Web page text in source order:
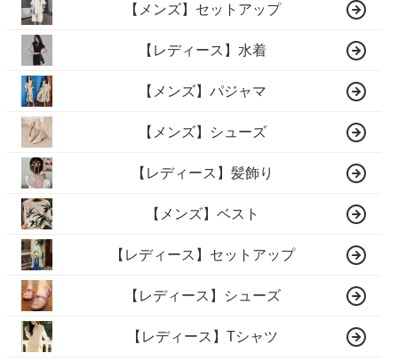
【メンズ】セットアップ
【レディース】水着
【メンズ】パジャマ
【メンズ】シューズ
【レディース】髪飾り
【メンズ】ベスト
【レディース】セットアップ
【レディース】シューズ
【レディース】Tシャツ